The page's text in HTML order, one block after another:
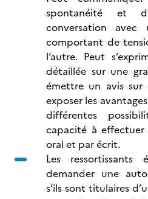
spontanéité et
conversation
comportant de
l’autre. Peut
détaillée sur une
émettre un avis sur
exposer les
différentes
capacité à
oral et par écrit.
Les ressortissants
demander une
s’ils sont titulaires